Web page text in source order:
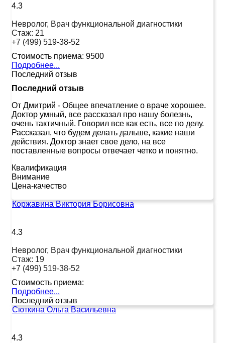
4.3
Невролог, Врач функциональной диагностики
Стаж: 21
+7 (499) 519-38-52
Стоимость приема: 9500
Подробнее...
Последний отзыв
Последний отзыв
От Дмитрий - Общее впечатление о враче хорошее.
Доктор умный, все рассказал про нашу болезнь,
очень тактичный. Говорил все как есть, все по делу.
Рассказал, что будем делать дальше, какие наши
действия. Доктор знает свое дело, на все
поставленные вопросы отвечает четко и понятно.
Квалификация
Внимание
Цена-качество
Коржавина Виктория Борисовна
4.3
Невролог, Врач функциональной диагностики
Стаж: 19
+7 (499) 519-38-52
Стоимость приема:
Подробнее...
Последний отзыв
Сюткина Ольга Васильевна
4.3